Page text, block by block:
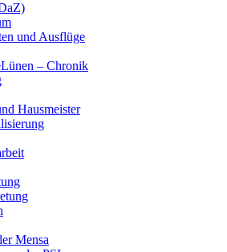
und Ausflüge
– Chronik
Hausmeister
Mensa